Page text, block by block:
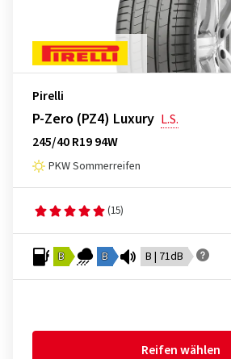
Pirelli
P-Zero (PZ4) Luxury L.S.
245/40 R19 94W
PKW Sommerreifen
(15)
B B B | 71dB
Reifen wählen